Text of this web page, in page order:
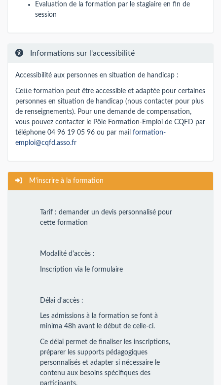
Evaluation de la formation par le stagiaire en fin de
session
Informations sur l'accessibilité
Accessibilité aux personnes en situation de handicap :
Cette formation peut être accessible et adaptée pour certaines
personnes en situation de handicap (nous contacter pour plus
de renseignements). Pour une demande de compensation,
vous pouvez contacter le Pôle Formation-Emploi de CQFD par
téléphone 04 96 19 05 96 ou par mail formation-
emploi@cqfd.asso.fr
M'inscrire à la formation
Tarif : demander un devis personnalisé pour
cette formation
Modalité d'accès :
Inscription via le formulaire
Délai d'accès :
Les admissions à la formation se font à
minima 48h avant le début de celle-ci.
Ce délai permet de finaliser les inscriptions,
préparer les supports pédagogiques
personnalisés et adapter si nécessaire le
contenu aux besoins spécifiques des
participants.